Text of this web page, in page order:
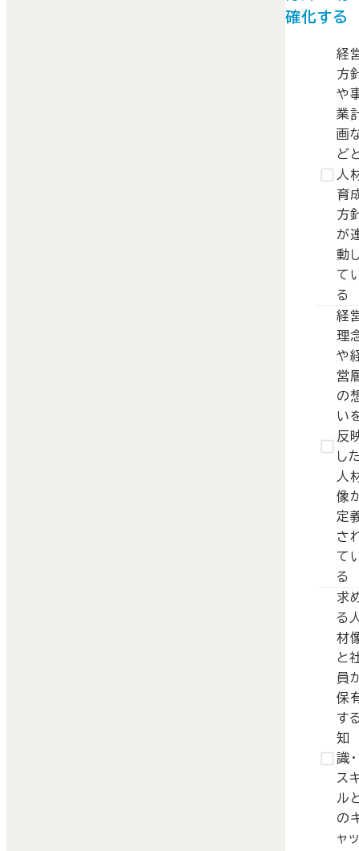
確化する
経
方
や
業
画
ど
人
育
方
が
動
て
る
経
理
や
営
の
い
反
し
人
像
定
さ
て
る
求
る
材
と
員
保
す
知
識・
ス
ル
の
ャ